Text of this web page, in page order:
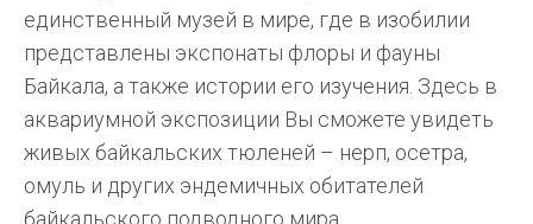
единственный музей в мире, где в изобилии
представлены экспонаты флоры и фауны
Байкала, а также истории его изучения. Здесь в
аквариумной экспозиции Вы сможете увидеть
живых байкальских тюленей – нерп, осетра,
омуль и других эндемичных обитателей
байкальского подводного мира.